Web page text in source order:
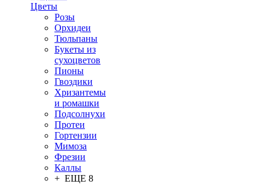
Цветы
Розы
Орхидеи
Тюльпаны
Букеты из
сухоцветов
Пионы
Гвоздики
Хризантемы
и ромашки
Подсолнухи
Протеи
Гортензии
Мимоза
Фрезии
Каллы
+ ЕЩЕ 8